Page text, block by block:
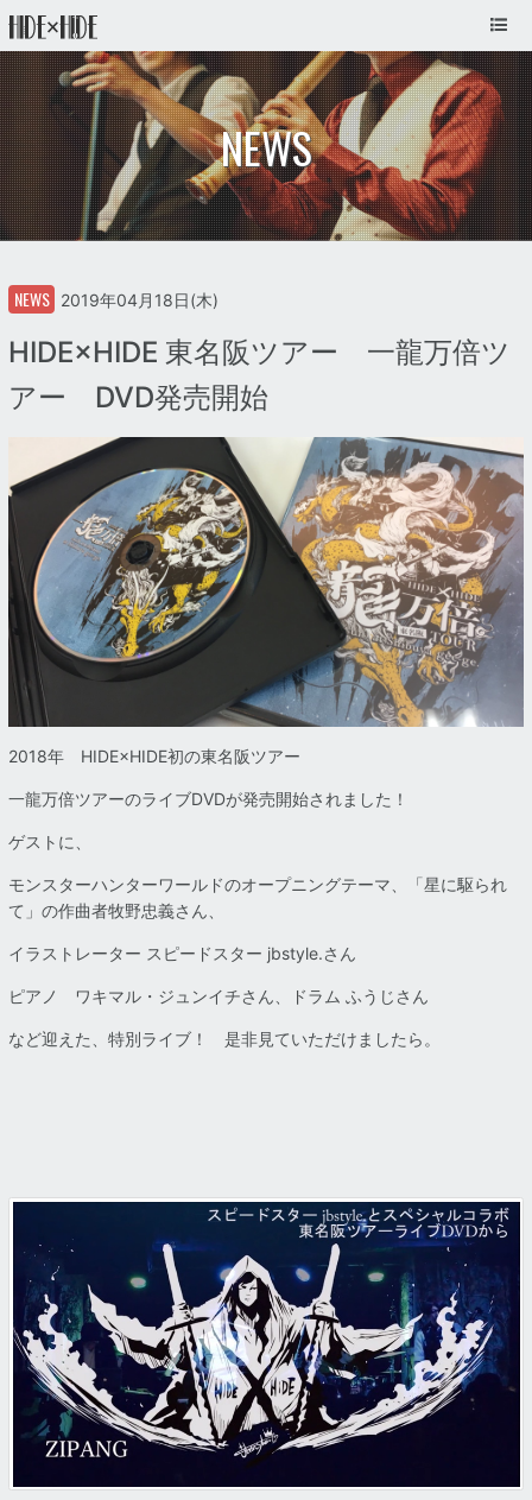
NEWS
NEWS 2019年04月18日(木)
HIDE×HIDE 東名阪ツアー 一龍万倍ツ
アー DVD発売開始
2018年 HIDE×HIDE初の東名阪ツアー
一龍万倍ツアーのライブDVDが発売開始されました！
ゲストに、
モンスターハンターワールドのオープニングテーマ、「星に駆られ
て」の作曲者牧野忠義さん、
イラストレーター スピードスター jbstyle.さん
ピアノ ワキマル・ジュンイチさん、ドラム ふうじさん
など迎えた、特別ライブ！ 是非見ていただけましたら。